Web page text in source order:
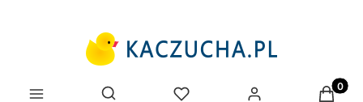
Otwórz wyszukiwarkę